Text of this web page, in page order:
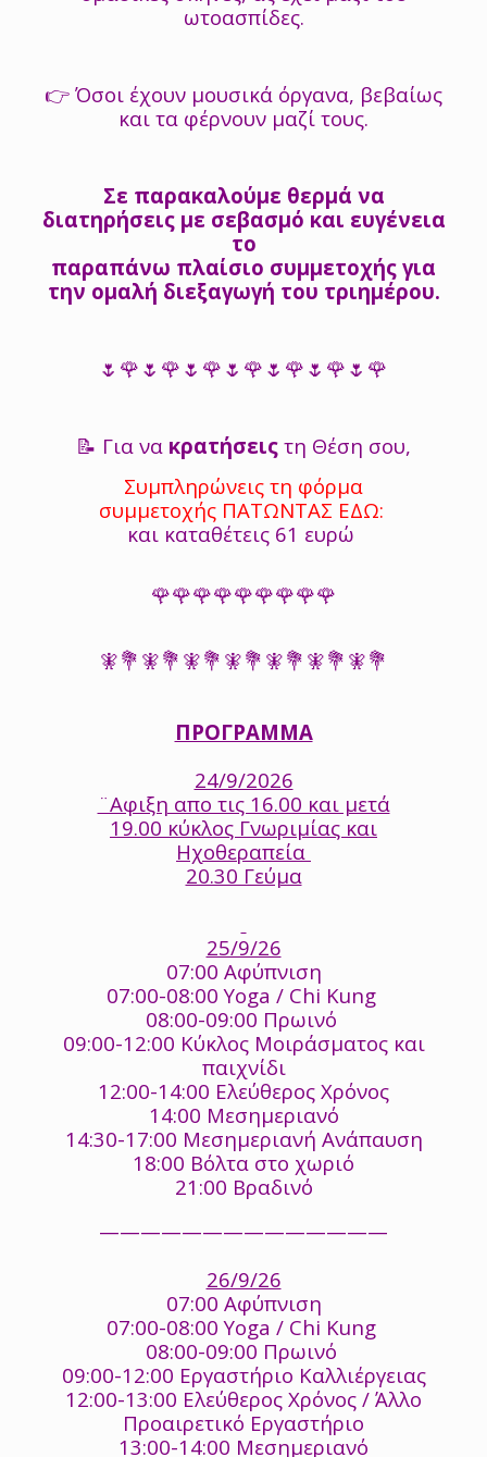
ωτοασπίδες.
👉 Όσοι έχουν μουσικά όργανα, βεβαίως
και τα φέρνουν μαζί τους.
Σε παρακαλούμε θερμά να
διατηρήσεις με σεβασμό και ευγένεια
το
παραπάνω πλαίσιο συμμετοχής για
την ομαλή διεξαγωγή του τριημέρου.
🌷🌹🌷🌹🌷🌹🌷🌹🌷🌹🌷🌹🌷🌹
📝 Για να κρατήσεις τη Θέση σου,
Συμπληρώνεις τη φόρμα
συμμετοχής ΠΑΤΩΝΤΑΣ ΕΔΩ:
και καταθέτεις 61 ευρώ
🌹🌹🌹🌹🌹🌹🌹🌹🌹
🧚💐🧚💐🧚💐🧚💐🧚💐🧚💐🧚💐
ΠΡΟΓΡΑΜΜΑ
24/9/2026
¨Αφιξη απο τις 16.00 και μετά
19.00 κύκλος Γνωριμίας και
Ηχοθεραπεία
20.30 Γεύμα
25/9/26
07:00 Αφύπνιση
07:00-08:00 Yoga / Chi Kung
08:00-09:00 Πρωινό
09:00-12:00 Κύκλος Μοιράσματος και
παιχνίδι
12:00-14:00 Ελεύθερος Χρόνος
14:00 Μεσημεριανό
14:30-17:00 Μεσημεριανή Ανάπαυση
18:00 Βόλτα στο χωριό
21:00 Βραδινό
——————————————
26/9/26
07:00 Αφύπνιση
07:00-08:00 Yoga / Chi Kung
08:00-09:00 Πρωινό
09:00-12:00 Εργαστήριο Καλλιέργειας
12:00-13:00 Ελεύθερος Χρόνος / Άλλο
Προαιρετικό Εργαστήριο
13:00-14:00 Μεσημεριανό